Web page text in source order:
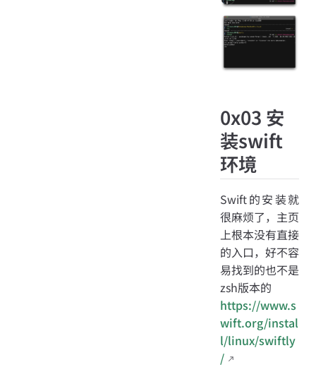
0x03 安
装swift
环境
Swift的安装就
很麻烦了，主页
上根本没有直接
的入口，好不容
易找到的也不是
zsh版本的
https://www.s
wift.org/instal
l/linux/swiftly
/